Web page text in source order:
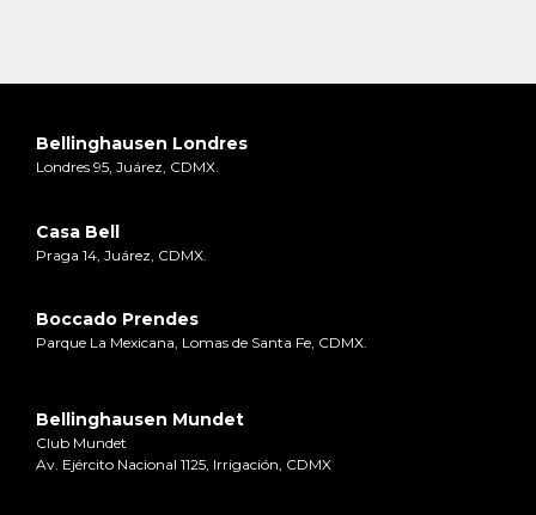
Bellinghausen Londres
Londres 95, Juárez, CDMX.
Casa Bell
Praga 14, Juárez, CDMX.
Boccado Prendes
Parque La Mexicana, Lomas de Santa Fe, CDMX.
Bellinghausen Mundet
Club Mundet
Av. Ejército Nacional 1125, Irrigación, CDMX